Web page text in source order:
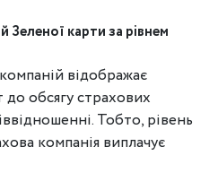
Зеленої карти за рівнем
відображає
до обсягу страхових
Тобто, рівень
компанія виплачує